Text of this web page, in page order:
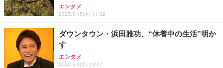
エンタメ
2025.5.15(木) 11:32
ダウンタウン・浜田雅功、“休養中の生活”明か
す
エンタメ
2025.5.3(土) 13:07